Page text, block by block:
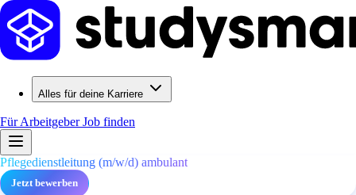
Alles für deine Karriere
Für ArbeitgeberJob finden
Pflegedienstleitung (m/w/d) ambulant
Jetzt bewerben